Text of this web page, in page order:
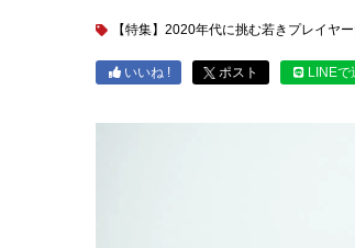
【特集】2020年代に挑む若きプレイヤ
いいね ! ポスト LINEで